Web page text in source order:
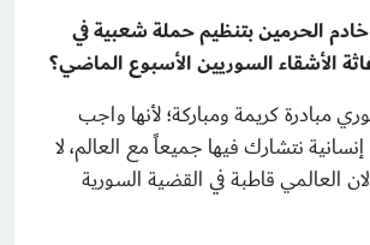
الحرمين بتنظيم حملة شعبية في
الأشقاء السوريين الأسبوع الماضي؟
مبادرة كريمة ومباركة؛ لأنها واجب
نتشارك فيها جميعاً مع العالم، لا
العالمي قاطبة في القضية السورية